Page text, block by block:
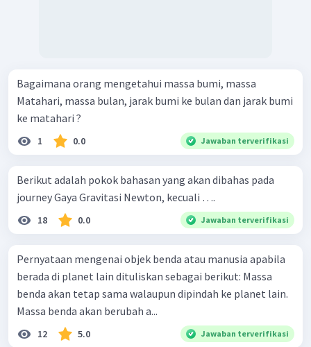
Bagaimana orang mengetahui massa bumi, massa
Matahari, massa bulan, jarak bumi ke bulan dan jarak bumi
ke matahari ?
1 0.0 Jawaban terverifikasi
Berikut adalah pokok bahasan yang akan dibahas pada
journey Gaya Gravitasi Newton, kecuali ….
18 0.0 Jawaban terverifikasi
Pernyataan mengenai objek benda atau manusia apabila
berada di planet lain dituliskan sebagai berikut: Massa
benda akan tetap sama walaupun dipindah ke planet lain.
Massa benda akan berubah a...
12 5.0 Jawaban terverifikasi